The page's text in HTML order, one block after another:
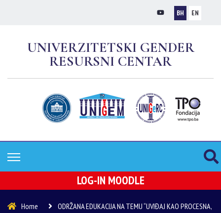
BH EN
UNIVERZITETSKI GENDER
RESURSNI CENTAR
LOG-IN MOODLE
Home
ODRŽANA EDUKACIJA NA TEMU “UVIĐAJ KAO PROCESNA,